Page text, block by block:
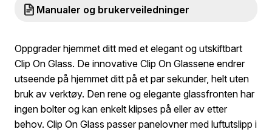
Manualer og brukerveiledninger
Oppgrader hjemmet ditt med et elegant og utskiftbart
Clip On Glass. De innovative Clip On Glassene endrer
utseende på hjemmet ditt på et par sekunder, helt uten
bruk av verktøy. Den rene og elegante glassfronten har
ingen bolter og kan enkelt klipses på eller av etter
behov. Clip On Glass passer panelovner med luftutslipp i